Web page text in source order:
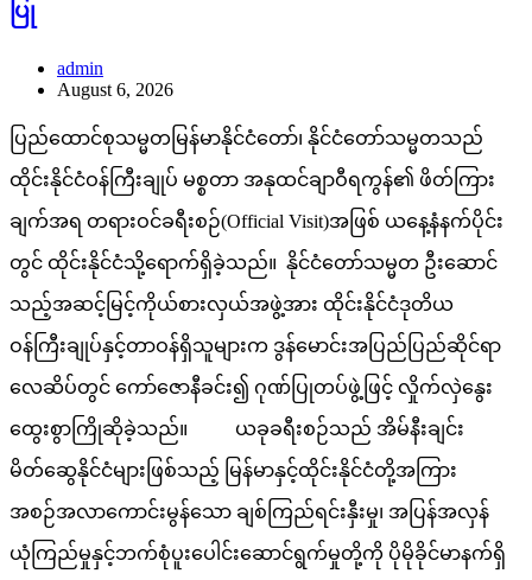
ပြု
admin
August 6, 2026
ပြည်ထောင်စုသမ္မတမြန်မာနိုင်ငံတော်၊ နိုင်ငံတော်သမ္မတသည်
ထိုင်းနိုင်ငံဝန်ကြီးချုပ် မစ္စတာ အနုထင်ချာဝီရကွန်၏ ဖိတ်ကြား
ချက်အရ တရားဝင်ခရီးစဉ်(Official Visit)အဖြစ် ယနေ့နံနက်ပိုင်း
တွင် ထိုင်းနိုင်ငံသို့ရောက်ရှိခဲ့သည်။ နိုင်ငံတော်သမ္မတ ဦးဆောင်
သည့်အဆင့်မြင့်ကိုယ်စားလှယ်အဖွဲ့အား ထိုင်းနိုင်ငံဒုတိယ
ဝန်ကြီးချုပ်နှင့်တာဝန်ရှိသူများက ဒွန်မောင်းအပြည်ပြည်ဆိုင်ရာ
လေဆိပ်တွင် ကော်ဇောနီခင်း၍ ဂုဏ်ပြုတပ်ဖွဲ့ဖြင့် လှိုက်လှဲနွေး
ထွေးစွာကြိုဆိုခဲ့သည်။ ယခုခရီးစဉ်သည် အိမ်နီးချင်း
မိတ်ဆွေနိုင်ငံများဖြစ်သည့် မြန်မာနှင့်ထိုင်းနိုင်ငံတို့အကြား
အစဉ်အလာကောင်းမွန်သော ချစ်ကြည်ရင်းနှီးမှု၊ အပြန်အလှန်
ယုံကြည်မှုနှင့်ဘက်စုံပူးပေါင်းဆောင်ရွက်မှုတို့ကို ပိုမိုခိုင်မာနက်ရှိ